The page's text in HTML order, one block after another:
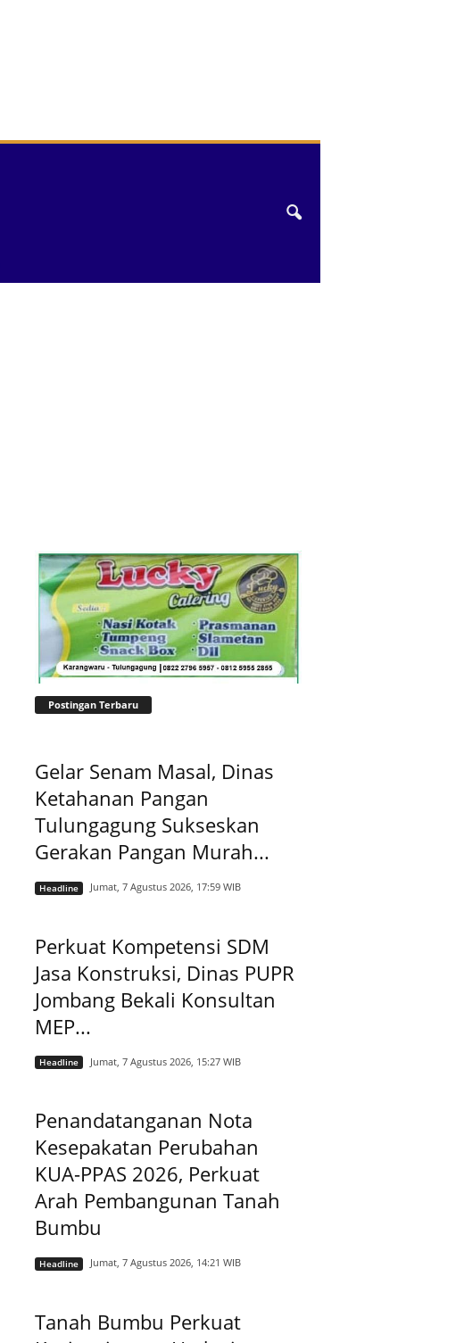
Postingan Terbaru
Gelar Senam Masal, Dinas
Ketahanan Pangan
Tulungagung Sukseskan
Gerakan Pangan Murah...
Headline Jumat, 7 Agustus 2026, 17:59 WIB
Perkuat Kompetensi SDM
Jasa Konstruksi, Dinas PUPR
Jombang Bekali Konsultan
MEP...
Headline Jumat, 7 Agustus 2026, 15:27 WIB
Penandatanganan Nota
Kesepakatan Perubahan
KUA-PPAS 2026, Perkuat
Arah Pembangunan Tanah
Bumbu
Headline Jumat, 7 Agustus 2026, 14:21 WIB
Tanah Bumbu Perkuat